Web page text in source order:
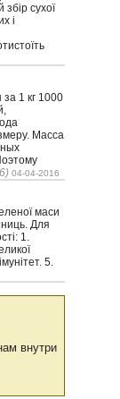
сухої
і
за 1 кг 1000
Масса
04-04-2016
маси
Для
1.
5.
внутри